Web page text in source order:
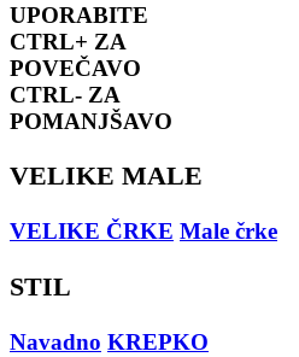
UPORABITE
CTRL+ ZA
POVEČAVO
CTRL- ZA
POMANJŠAVO
VELIKE MALE
VELIKE ČRKE Male črke
STIL
Navadno KREPKO